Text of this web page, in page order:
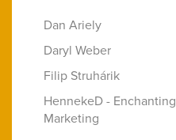
Dan Ariely
Daryl Weber
Filip Struhárik
HennekeD - Enchanting
Marketing